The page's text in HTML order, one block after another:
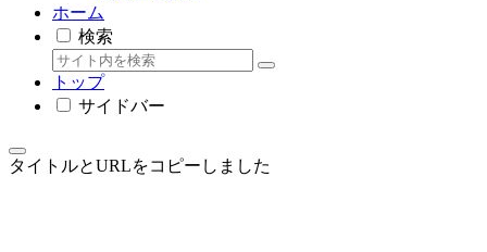
ホーム
検索
トップ
サイドバー
タイトルとURLをコピーしました